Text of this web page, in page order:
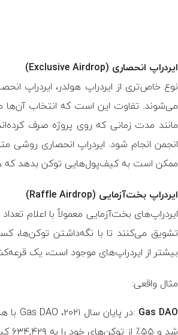
ایردراپ انحصاری (
Exclusive Airdrop
)
نوع خاص‌تری از ایردراپ هولدر، ایردراپ
می‌شوند. تفاوت این است که انتخاب آن‌ها
مانند مدت زمانی که روی پروژه صرف
انجمن انجام شود. ایردراپ انحصاری روشی
ممکن است به کیف‌پول‌هایی توکن بدهد که
ایردراپ بخت‌آزمایی (
Raffle Airdrop
)
ایردراپ‌های بخت‌آزمایی معمولاً با اعلام
تشویق می‌کنند تا با نگه‌داشتن توکن‌ها، کسب
بیشتر از ایردراپ‌های موجود است، یک
مثال‌ واقعی:
Gas DAO :در پایان سال ۲۰۲۱، Gas DAO با
شد و ۵۵٪ از توکن‌های خود را به ۶۳۴,۴۲۹ کیف‌پول واجد شرایط اهدا کرد.